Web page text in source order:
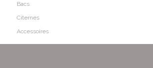
Bacs
Citernes
Accessoires